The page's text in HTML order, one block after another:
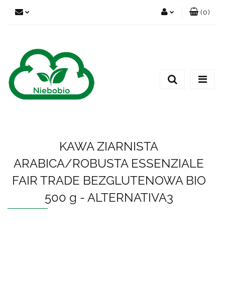
(0)
KAWA ZIARNISTA
ARABICA/ROBUSTA ESSENZIALE
FAIR TRADE BEZGLUTENOWA BIO
500 g - ALTERNATIVA3